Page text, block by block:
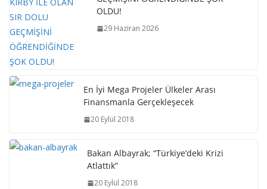
OLDU!
29 Haziran 2026
En İyi Mega Projeler Ülkeler Arası
Finansmanla Gerçekleşecek
20 Eylül 2018
Bakan Albayrak; “Türkiye’deki Krizi
Atlattık”
20 Eylül 2018